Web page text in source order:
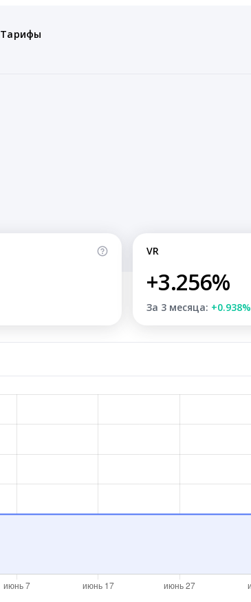
Тарифы
VR
+3.256%
За 3 месяца: +0.938%